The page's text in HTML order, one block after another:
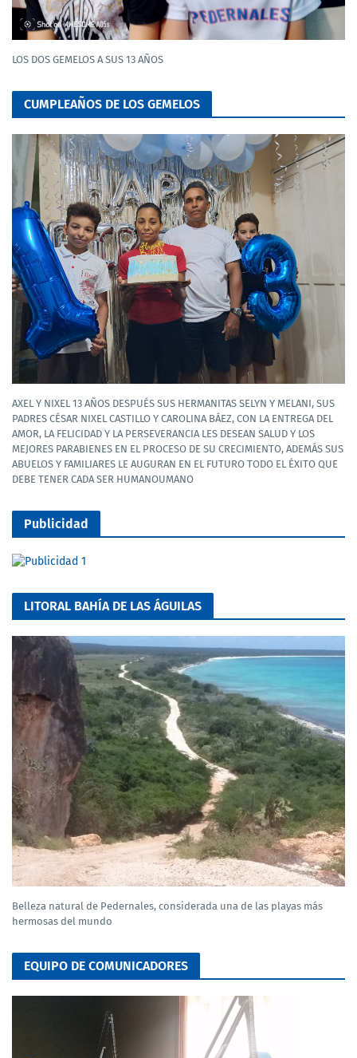
LOS DOS GEMELOS A SUS 13 AÑOS
CUMPLEAÑOS DE LOS GEMELOS
AXEL Y NIXEL 13 AÑOS DESPUÉS SUS HERMANITAS SELYN Y MELANI, SUS
PADRES CÉSAR NIXEL CASTILLO Y CAROLINA BÁEZ, CON LA ENTREGA DEL
AMOR, LA FELICIDAD Y LA PERSEVERANCIA LES DESEAN SALUD Y LOS
MEJORES PARABIENES EN EL PROCESO DE SU CRECIMIENTO, ADEMÁS SUS
ABUELOS Y FAMILIARES LE AUGURAN EN EL FUTURO TODO EL ÉXITO QUE
DEBE TENER CADA SER HUMANOUMANO
Publicidad
LITORAL BAHÍA DE LAS ÁGUILAS
Belleza natural de Pedernales, considerada una de las playas más
hermosas del mundo
EQUIPO DE COMUNICADORES